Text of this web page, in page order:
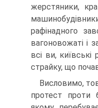
жерстяники,
рафінадного
вагоновожаті і
всі ви, київські
страйку, що
Висловимо,
протест проти